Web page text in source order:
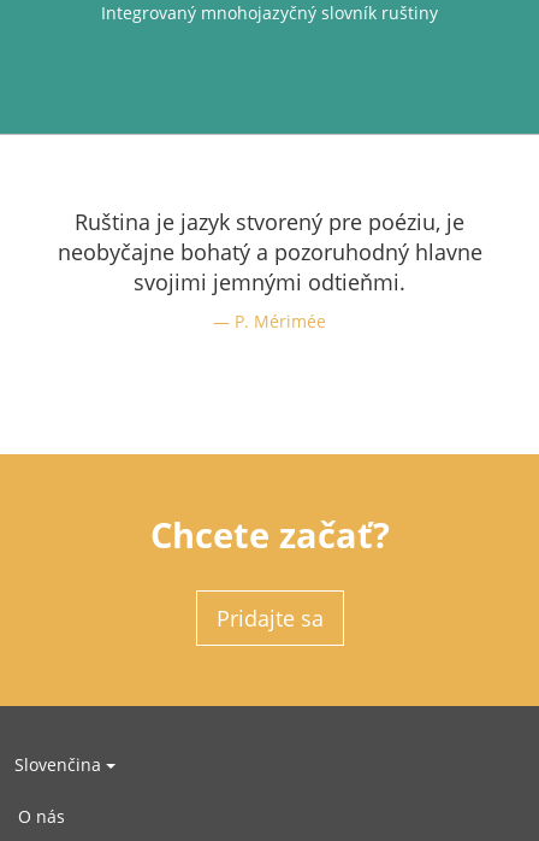
Integrovaný mnohojazyčný slovník ruštiny
Ruština je jazyk stvorený pre poéziu, je
neobyčajne bohatý a pozoruhodný hlavne
svojimi jemnými odtieňmi.
P. Mérimée
Chcete začať?
Pridajte sa
Slovenčina
O nás